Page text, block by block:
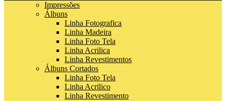
Impressões
Álbuns
Linha Fotografica
Linha Madeira
Linha Foto Tela
Linha Acrilica
Linha Revestimentos
Álbuns Cortados
Linha Foto Tela
Linha Acrilico
Linha Revestimento